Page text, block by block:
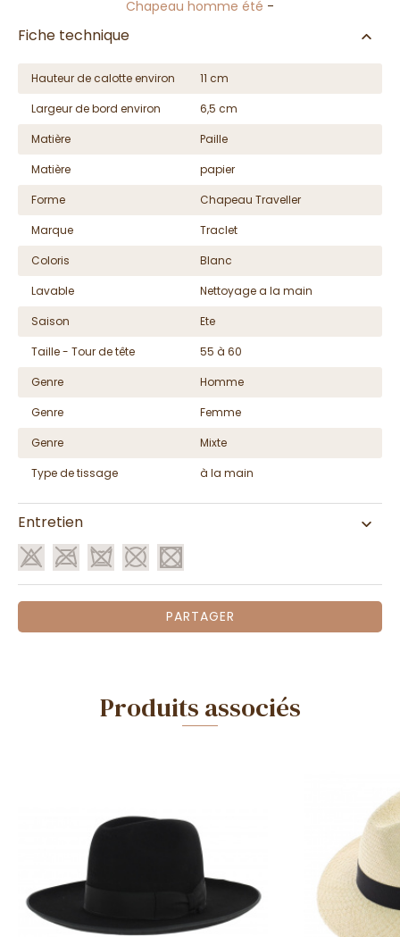
Chapeau homme été -
Fiche technique
Hauteur de calotte environ
11 cm
Largeur de bord environ
6,5 cm
Matière
Paille
Matière
papier
Forme
Chapeau Traveller
Marque
Traclet
Coloris
Blanc
Lavable
Nettoyage a la main
Saison
Ete
Taille - Tour de tête
55 à 60
Genre
Homme
Genre
Femme
Genre
Mixte
Type de tissage
à la main
Entretien
PARTAGER
Produits associés